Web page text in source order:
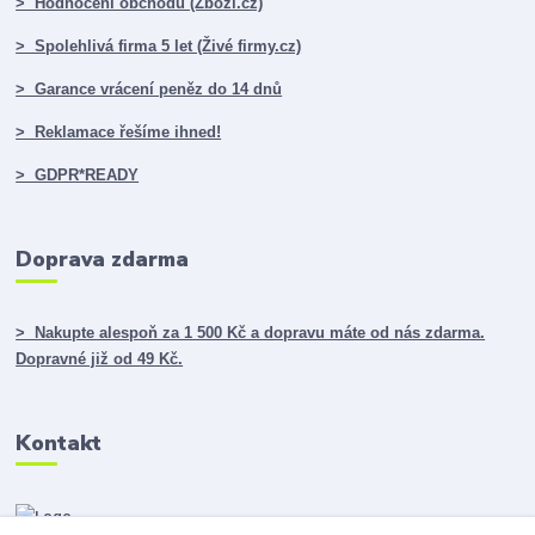
> Spolehlivá firma 5 let (Živé firmy.cz)
> Garance vrácení peněz do 14 dnů
> Reklamace řešíme ihned!
> GDPR*READY
Doprava zdarma
> Nakupte alespoň za 1 500 Kč a dopravu máte od nás zdarma.
Dopravné již od 49 Kč.
Kontakt